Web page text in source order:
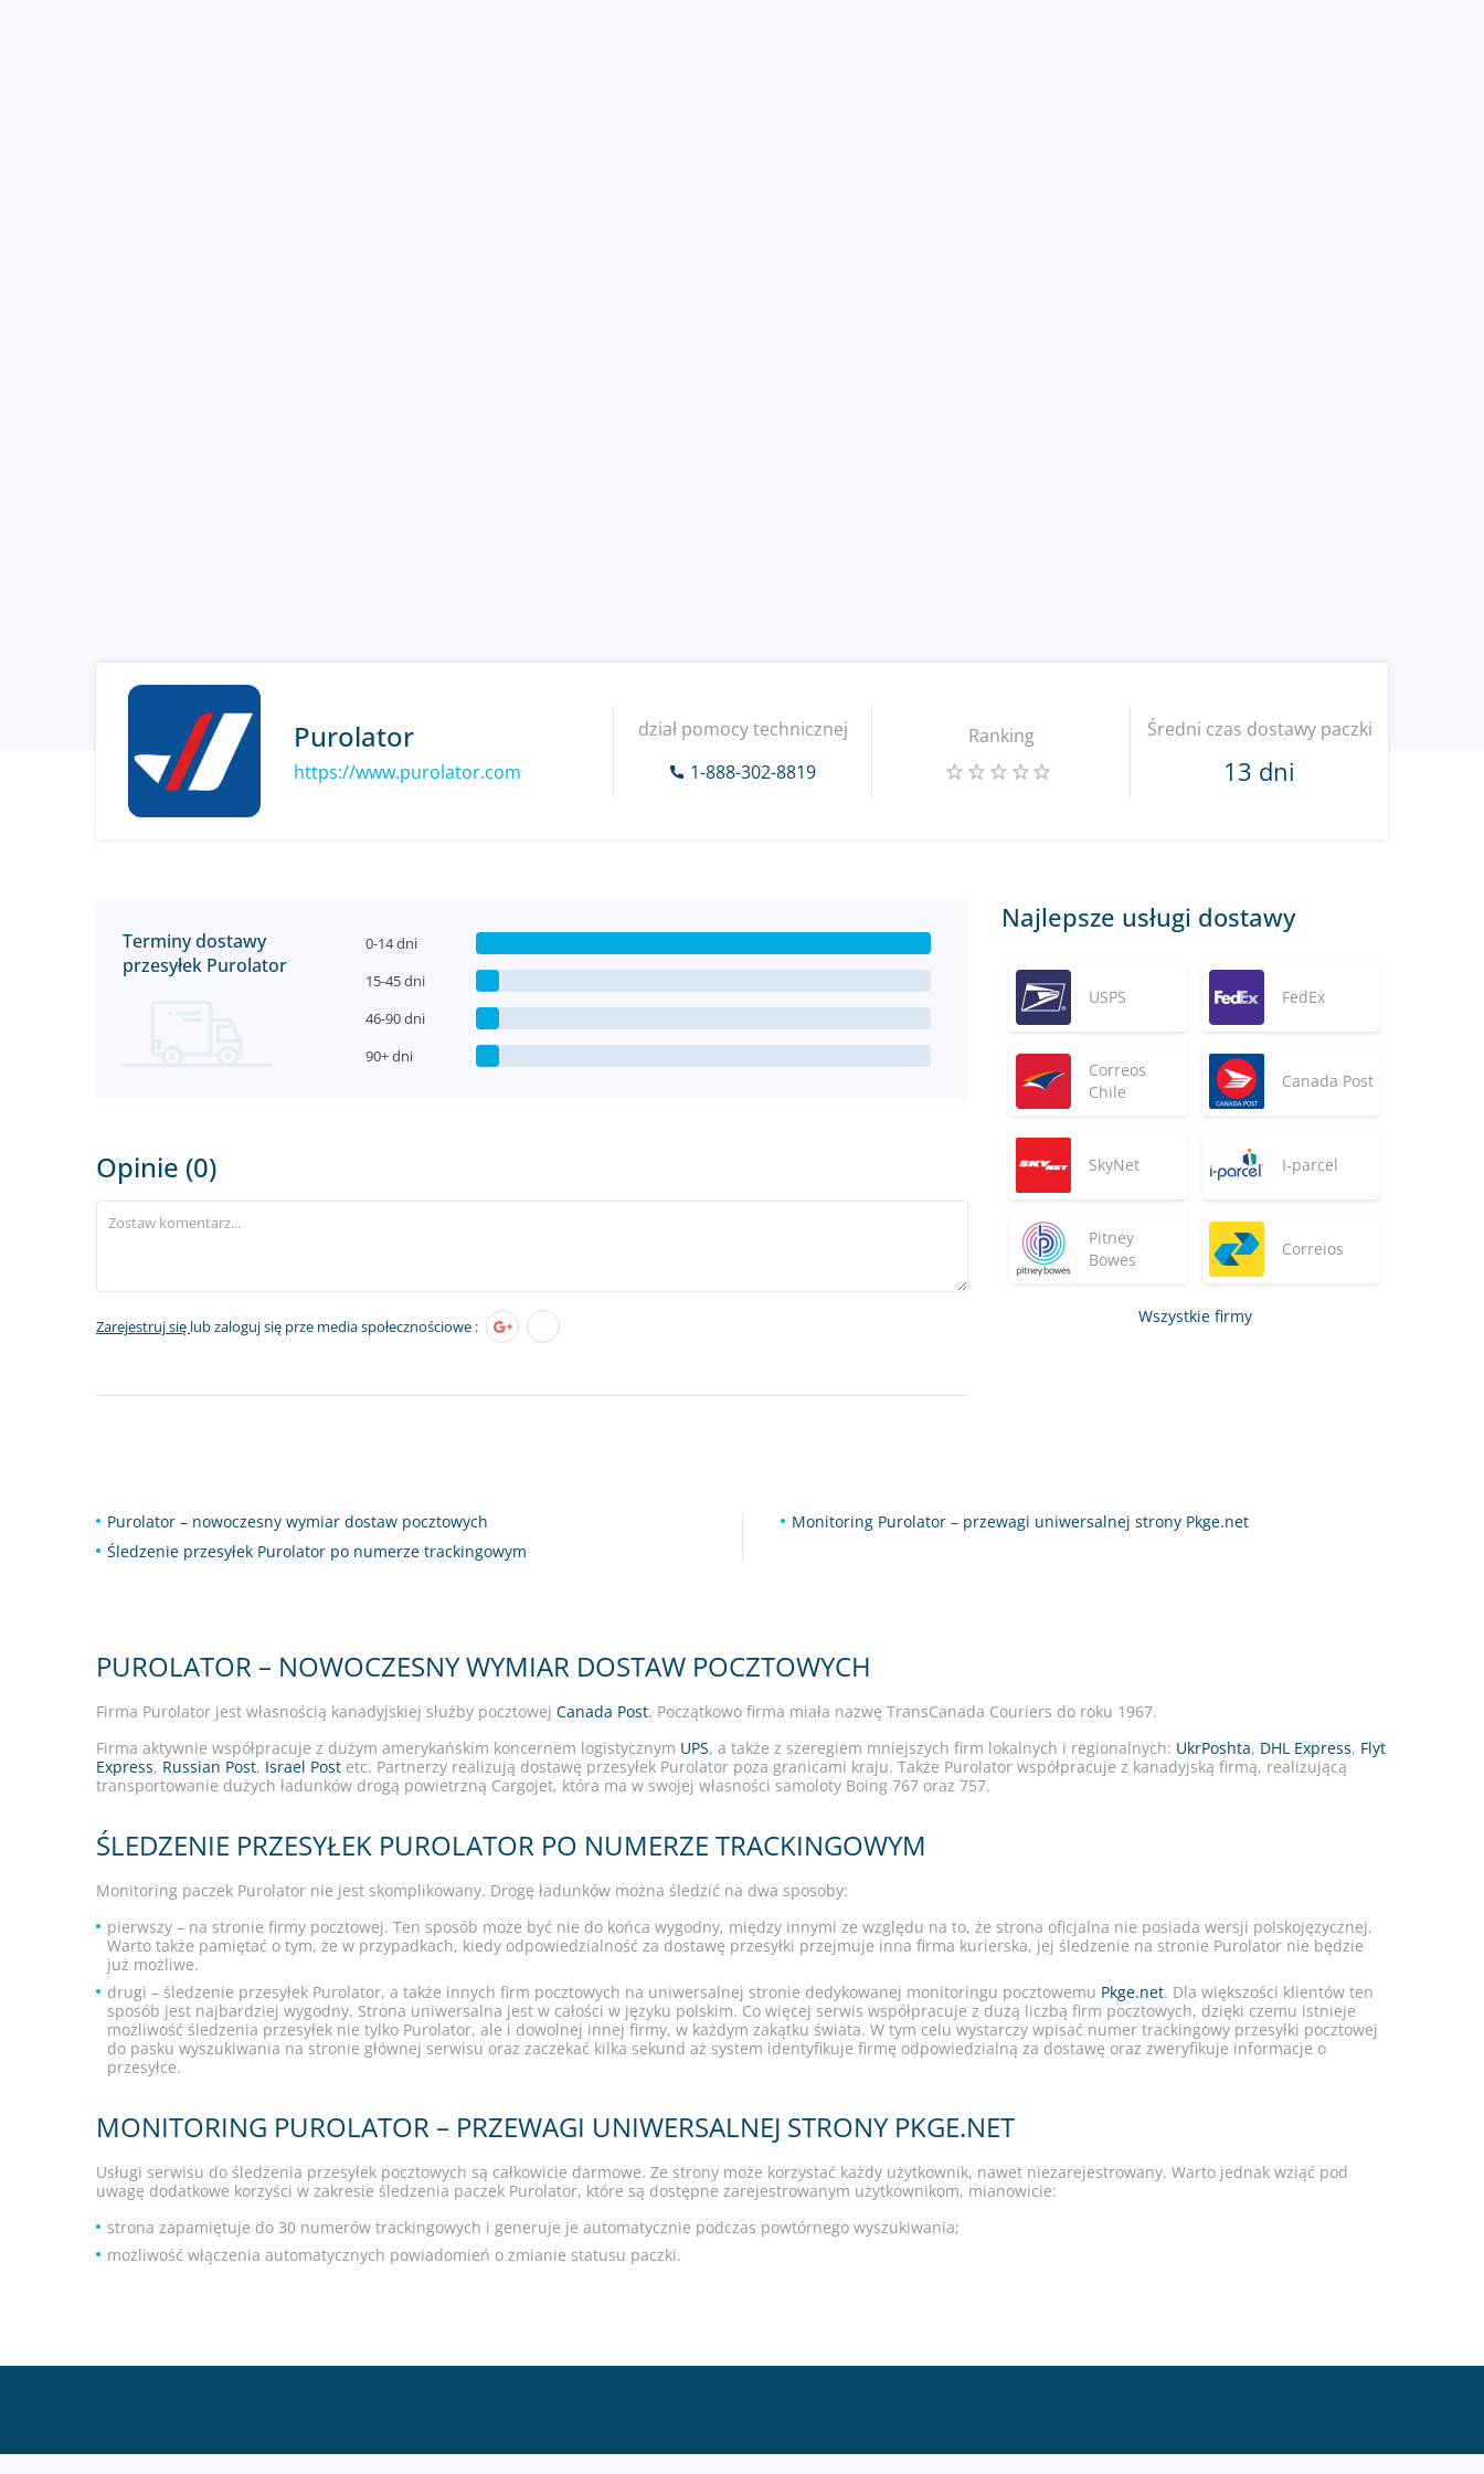
Purolator
https://www.purolator.com
dział pomocy technicznej
1-888-302-8819
Ranking Średni czas dostawy paczki
13 dni
Terminy dostawy
przesyłek Purolator
0-14 dni
15-45 dni
46-90 dni
90+ dni
Opinie (0)
Zarejestruj się lub zaloguj się prze media społecznościowe :
Najlepsze usługi dostawy
USPS FedEx
Correos
Chile
Canada Post
SkyNet I-parcel
Pitney
Bowes
Correios
Wszystkie firmy
Purolator – nowoczesny wymiar dostaw pocztowych
Śledzenie przesyłek Purolator po numerze trackingowym
Monitoring Purolator – przewagi uniwersalnej strony Pkge.net
PUROLATOR – NOWOCZESNY WYMIAR DOSTAW POCZTOWYCH
Firma Purolator jest własnością kanadyjskiej służby pocztowej Canada Post. Początkowo firma miała nazwę TransCanada Couriers do roku 1967.
Firma aktywnie współpracuje z dużym amerykańskim koncernem logistycznym UPS, a także z szeregiem mniejszych firm lokalnych i regionalnych: UkrPoshta, DHL Express, Flyt
Express, Russian Post, Israel Post etc. Partnerzy realizują dostawę przesyłek Purolator poza granicami kraju. Także Purolator współpracuje z kanadyjską firmą, realizującą
transportowanie dużych ładunków drogą powietrzną Cargojet, która ma w swojej własności samoloty Boing 767 oraz 757.
ŚLEDZENIE PRZESYŁEK PUROLATOR PO NUMERZE TRACKINGOWYM
Monitoring paczek Purolator nie jest skomplikowany. Drogę ładunków można śledzić na dwa sposoby:
pierwszy – na stronie firmy pocztowej. Ten sposób może być nie do końca wygodny, między innymi ze względu na to, że strona oficjalna nie posiada wersji polskojęzycznej.
Warto także pamiętać o tym, że w przypadkach, kiedy odpowiedzialność za dostawę przesyłki przejmuje inna firma kurierska, jej śledzenie na stronie Purolator nie będzie
już możliwe.
drugi – śledzenie przesyłek Purolator, a także innych firm pocztowych na uniwersalnej stronie dedykowanej monitoringu pocztowemu Pkge.net. Dla większości klientów ten
sposób jest najbardziej wygodny. Strona uniwersalna jest w całości w języku polskim. Co więcej serwis współpracuje z dużą liczbą firm pocztowych, dzięki czemu istnieje
możliwość śledzenia przesyłek nie tylko Purolator, ale i dowolnej innej firmy, w każdym zakątku świata. W tym celu wystarczy wpisać numer trackingowy przesyłki pocztowej
do pasku wyszukiwania na stronie głównej serwisu oraz zaczekać kilka sekund aż system identyfikuje firmę odpowiedzialną za dostawę oraz zweryfikuje informacje o
przesyłce.
MONITORING PUROLATOR – PRZEWAGI UNIWERSALNEJ STRONY PKGE.NET
Usługi serwisu do śledzenia przesyłek pocztowych są całkowicie darmowe. Ze strony może korzystać każdy użytkownik, nawet niezarejestrowany. Warto jednak wziąć pod
uwagę dodatkowe korzyści w zakresie śledzenia paczek Purolator, które są dostępne zarejestrowanym użytkownikom, mianowicie:
strona zapamiętuje do 30 numerów trackingowych i generuje je automatycznie podczas powtórnego wyszukiwania;
możliwość włączenia automatycznych powiadomień o zmianie statusu paczki.